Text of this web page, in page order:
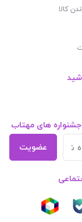
کالا
های مهتاب
عضویت